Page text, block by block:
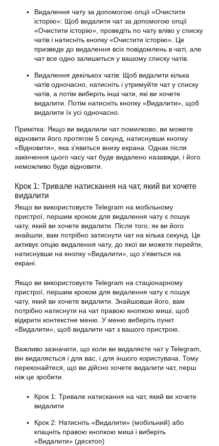
Видалення чату за допомогою опції «Очистити
історію»: Щоб видалити чат за допомогою опції
«Очистити історію», проведіть по чату вліво у списку
чатів і натисніть кнопку «Очистити історію». Це
призведе до видалення всіх повідомлень в чаті, але
чат все одно залишиться у вашому списку чатів.
Видалення декількох чатів: Щоб видалити кілька
чатів одночасно, натисніть і утримуйте чат у списку
чатів, а потім виберіть інші чати, які ви хочете
видалити. Потім натисніть кнопку «Видалити», щоб
видалити їх усі одночасно.
Примітка: Якщо ви видалили чат помилково, ви можете
відновити його протягом 5 секунд, натиснувши кнопку
«Відновити», яка з’явиться внизу екрана. Однак після
закінчення цього часу чат буде видалено назавжди, і його
неможливо буде відновити.
Крок 1: Тривале натискання на чат, який ви хочете
видалити
Якщо ви використовуєте Telegram на мобільному
пристрої, першим кроком для видалення чату є пошук
чату, який ви хочете видалити. Після того, як ви його
знайшли, вам потрібно затиснути чат на кілька секунд. Це
активує опцію видалення чату, до якої ви можете перейти,
натиснувши на кнопку «Видалити», що з’явиться на
екрані.
Якщо ви використовуєте Telegram на стаціонарному
пристрої, першим кроком для видалення чату є пошук
чату, який ви хочете видалити. Знайшовши його, вам
потрібно натиснути на чат правою кнопкою миші, щоб
відкрити контекстне меню. У меню виберіть пункт
«Видалити», щоб видалити чат з вашого пристрою.
Важливо зазначити, що коли ви видаляєте чат у Telegram,
він видаляється і для вас, і для іншого користувача. Тому
переконайтеся, що ви дійсно хочете видалити чат, перш
ніж це зробити.
Крок 1: Тривале натискання на чат, який ви хочете
видалити
Крок 2: Натисніть «Видалити» (мобільний) або
клацніть правою кнопкою миші і виберіть
«Видалити» (десктоп)